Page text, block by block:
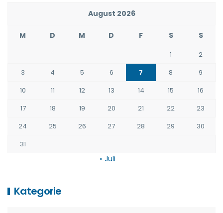
August 2026
M D M D F S S
1
2
3
4 5 6 7 8
9
10
11 12 13 14 15
16
17
18 19 20 21 22
23
24
25 26 27 28 29
30
31
« Juli
Kategorie